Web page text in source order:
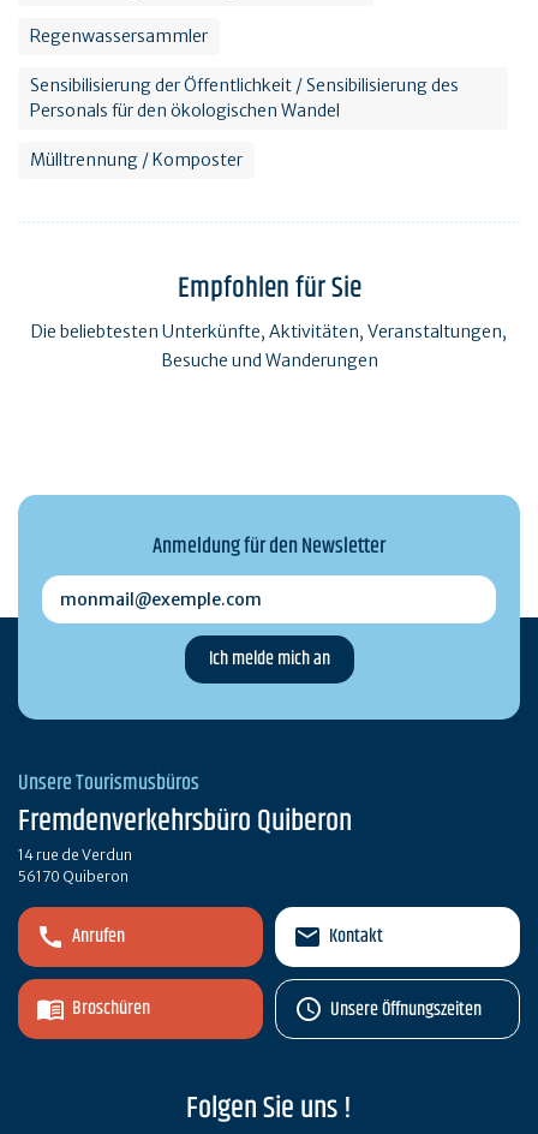
Regenwassersammler
Sensibilisierung der Öffentlichkeit / Sensibilisierung des
Personals für den ökologischen Wandel
Mülltrennung / Komposter
Empfohlen für Sie
Die beliebtesten Unterkünfte, Aktivitäten, Veranstaltungen,
Besuche und Wanderungen
Anmeldung für den Newsletter
monmail@exemple.com
Unsere Tourismusbüros
Fremdenverkehrsbüro Quiberon
14 rue de Verdun
56170 Quiberon
Anrufen
Broschüren
Kontakt
Unsere Öffnungszeiten
Folgen Sie uns !